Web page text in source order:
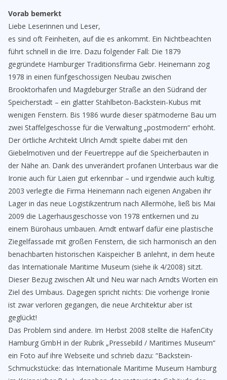
Vorab bemerkt
Liebe Leserinnen und Leser,
es sind oft Feinheiten, auf die es ankommt. Ein Nichtbeachten
führt schnell in die Irre. Dazu folgender Fall: Die 1879
gegründete Hamburger Traditionsfirma Gebr. Heinemann zog
1978 in einen fünfgeschossigen Neubau zwischen
Brooktorhafen und Magdeburger Straße an den Südrand der
Speicherstadt – ein glatter Stahlbeton-Backstein-Kubus mit
wenigen Fenstern. Bis 1986 wurde dieser spätmoderne Bau um
zwei Staffelgeschosse für die Verwaltung „postmodern“ erhöht.
Der örtliche Architekt Ulrich Arndt spielte dabei mit den
Giebelmotiven und der Feuertreppe auf die Speicherbauten in
der Nähe an. Dank des unverändert profanen Unterbaus war die
Ironie auch für Laien gut erkennbar – und irgendwie auch kultig.
2003 verlegte die Firma Heinemann nach eigenen Angaben ihr
Lager in das neue Logistikzentrum nach Allermöhe, ließ bis Mai
2009 die Lagerhausgeschosse von 1978 entkernen und zu
einem Bürohaus umbauen. Arndt entwarf dafür eine plastische
Ziegelfassade mit großen Fenstern, die sich harmonisch an den
benachbarten historischen Kaispeicher B anlehnt, in dem heute
das Internationale Maritime Museum (siehe ik 4/2008) sitzt.
Dieser Bezug zwischen Alt und Neu war nach Arndts Worten ein
Ziel des Umbaus. Dagegen spricht nichts: Die vorherige Ironie
ist zwar verloren gegangen, die neue Architektur aber ist
geglückt!
Das Problem sind andere. Im Herbst 2008 stellte die HafenCity
Hamburg GmbH in der Rubrik „Pressebild / Maritimes Museum“
ein Foto auf ihre Webseite und schrieb dazu: “Backstein-
Schmuckstücke: das Internationale Maritime Museum Hamburg